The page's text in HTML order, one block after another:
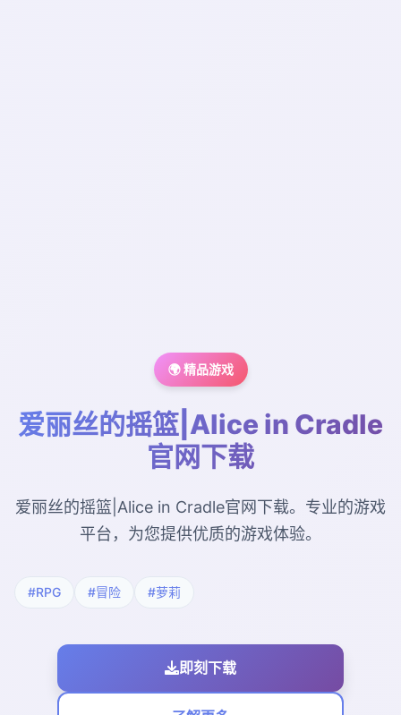
🌍 精品游戏
爱丽丝的摇篮|Alice in Cradle
官网下载
爱丽丝的摇篮|Alice in Cradle官网下载。专业的游戏
平台，为您提供优质的游戏体验。
#RPG #冒险 #萝莉
即刻下载